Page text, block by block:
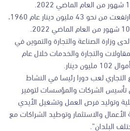
وبين أن مستوردات المملكة ارتفعت من نحو 43 مليون دينار عام 1960،
وزارة الصناعة والتجارة والتموين في
والتجارة والخدمات خلال عام
لعب دورا رئيسا في النشاط
تأسيس الشركات والمؤسسات لتوفير
وتوليد فرص العمل وتشغيل الأيدي
الأعمال والاستثمار وتوطيد الشراكات مع
البلدان”.